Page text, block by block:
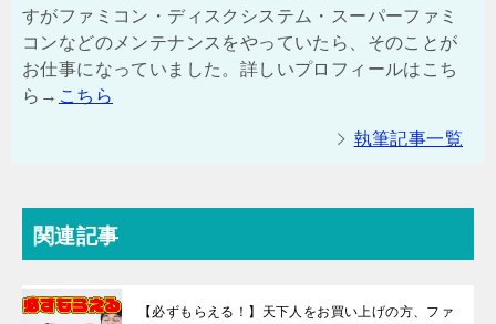
すがファミコン・ディスクシステム・スーパーファミ
コンなどのメンテナンスをやっていたら、そのことが
お仕事になっていました。詳しいプロフィールはこち
ら→ こちら
執筆記事一覧
関連記事
【必ずもらえる！】天下人をお買い上げの方、ファ